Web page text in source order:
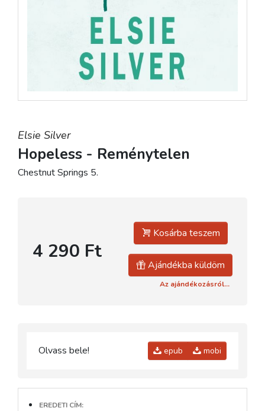
Elsie Silver
Hopeless - Reménytelen
Chestnut Springs 5.
4 290 Ft
Kosárba teszem
Ajándékba küldöm
Az ajándékozásról...
Olvass bele! epub mobi
EREDETI CÍM: